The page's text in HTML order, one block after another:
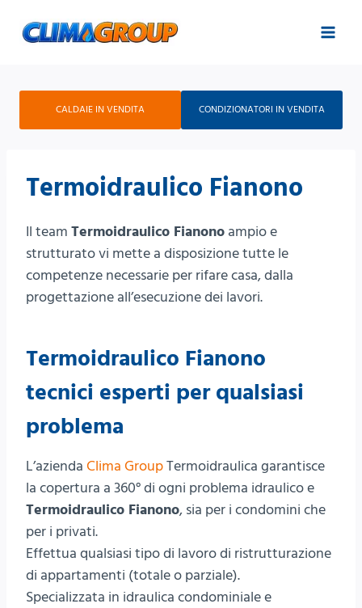
CALDAIE IN VENDITA CONDIZIONATORI IN VENDITA
Termoidraulico Fianono
Il team Termoidraulico Fianono ampio e
strutturato vi mette a disposizione tutte le
competenze necessarie per rifare casa, dalla
progettazione all’esecuzione dei lavori.
Termoidraulico Fianono
tecnici esperti per qualsiasi
problema
L’azienda Clima GroupTermoidraulica garantisce
la copertura a 360° di ogni problema idraulico e
Termoidraulico Fianono, sia per i condomini che
per i privati.
Effettua qualsiasi tipo di lavoro di ristrutturazione
di appartamenti (totale o parziale).
Specializzata in idraulica condominiale e